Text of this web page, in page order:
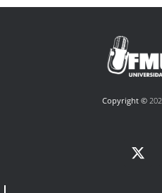
Copyright ©